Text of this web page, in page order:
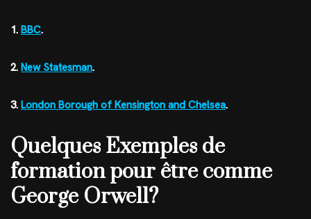
1. BBC.
2. New Statesman.
3. London Borough of Kensington and Chelsea.
Quelques Exemples de
formation pour être comme
George Orwell?